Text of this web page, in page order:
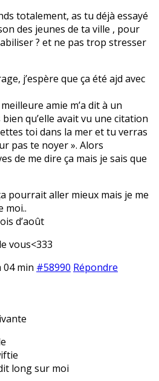
totalement, as tu déjà essayé
des jeunes de ta ville , pour
? et ne pas trop stresser
j’espère que ça été ajd avec
amie m’a dit à un
qu’elle avait vu une citation
toi dans la mer et tu verras
pas te noyer ». Alors
de me dire ça mais je sais que
pourrait aller mieux mais je me
moi..
d’août
vous<333
04 min #58990 Répondre
long sur moi